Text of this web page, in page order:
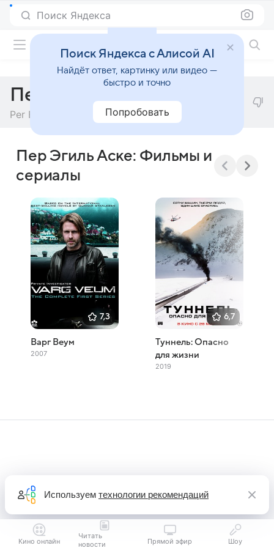
Поиск Яндекса
Пер Эгиль Аске
Per Egil Aske
Пер Эгиль Аске: Фильмы и
сериалы
7,3
Варг Веум
2007
6,7
Туннель: Опасно
для жизни
2019
Кино онлайн
Читать
новости
Прямой эфир Шоу
Используем технологии рекомендаций
Поиск Яндекса с Алисой AI
Найдёт ответ, картинку или видео —
быстро и точно
Попробовать